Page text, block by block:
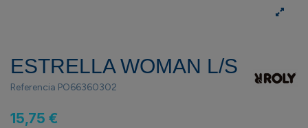
ESTRELLA WOMAN L/S
Referencia PO66360302
15,75 €